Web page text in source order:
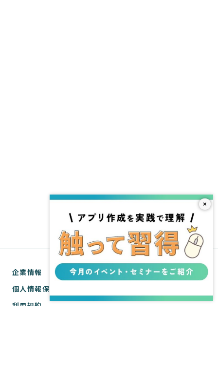
企業情報
個人情報保護方針
利用規約
×